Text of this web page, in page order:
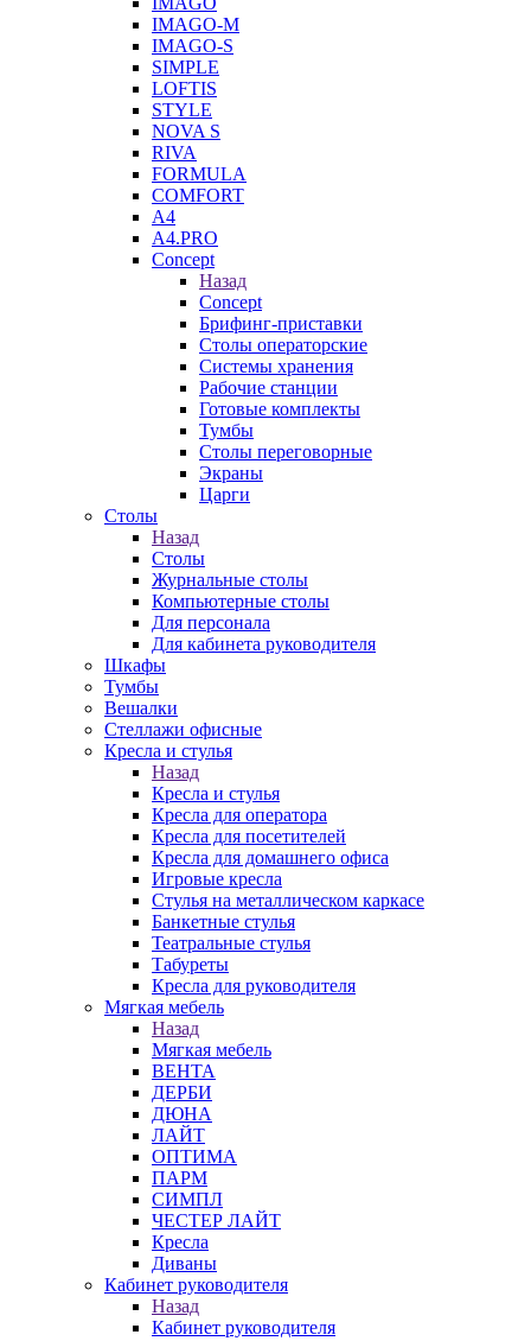
IMAGO-M
IMAGO-S
SIMPLE
LOFTIS
STYLE
NOVA S
RIVA
FORMULA
COMFORT
A4
A4.PRO
Concept
Назад
Concept
Брифинг-приставки
Столы операторские
Системы хранения
Рабочие станции
Готовые комплекты
Тумбы
Столы переговорные
Экраны
Царги
Столы
Назад
Столы
Журнальные столы
Компьютерные столы
Для персонала
Для кабинета руководителя
Шкафы
Тумбы
Вешалки
Стеллажи офисные
Кресла и стулья
Назад
Кресла и стулья
Кресла для оператора
Кресла для посетителей
Кресла для домашнего офиса
Игровые кресла
Стулья на металлическом каркасе
Банкетные стулья
Театральные стулья
Табуреты
Кресла для руководителя
Мягкая мебель
Назад
Мягкая мебель
ВЕНТА
ДЕРБИ
ДЮНА
ЛАЙТ
ОПТИМА
ПАРМ
СИМПЛ
ЧЕСТЕР ЛАЙТ
Кресла
Диваны
Кабинет руководителя
Назад
Кабинет руководителя